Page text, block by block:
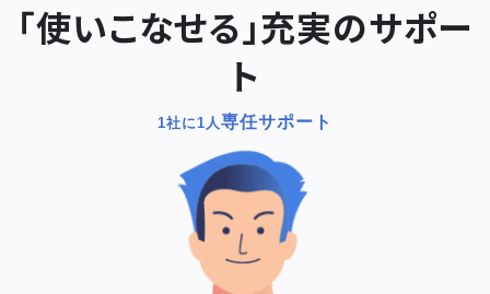
「使いこなせる」充実のサポー
ト
1社に1人専任サポート